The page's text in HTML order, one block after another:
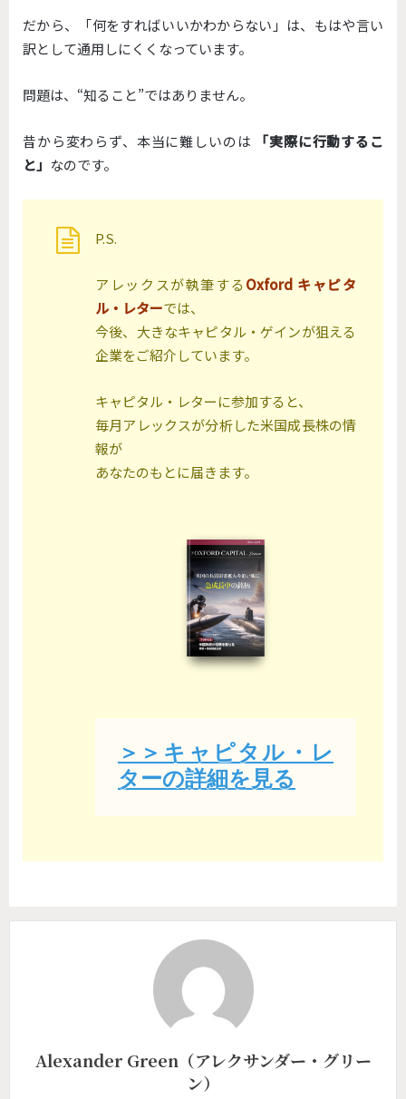
だから、「何をすればいいかわからない」は、もはや言い
訳として通用しにくくなっています。
問題は、“知ること”ではありません。
昔から変わらず、本当に難しいのは
「実際に行動するこ
と」 なのです。
P.S.
アレックスが執筆するOxford キャピタ
ル・レターでは、
今後、大きなキャピタル・ゲインが狙える
企業をご紹介しています。
キャピタル・レターに参加すると、
毎月アレックスが分析した米国成長株の情
報が
あなたのもとに届きます。
＞＞キャピタル・レ
ターの詳細を見る
Alexander Green（アレクサンダー・グリー
ン）